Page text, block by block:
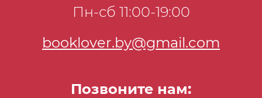
Пн-сб 11:00-19:00
booklover.by@gmail.com
Позвоните нам: